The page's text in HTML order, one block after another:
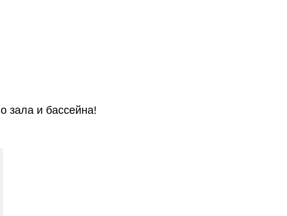
зала и бассейна!